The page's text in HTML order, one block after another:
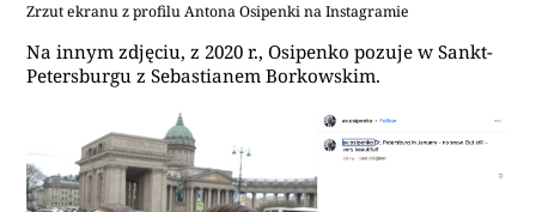
Zrzut ekranu z profilu Antona Osipenki na Instagramie
Na innym zdjęciu, z 2020 r., Osipenko pozuje w Sankt-
Petersburgu z Sebastianem Borkowskim.